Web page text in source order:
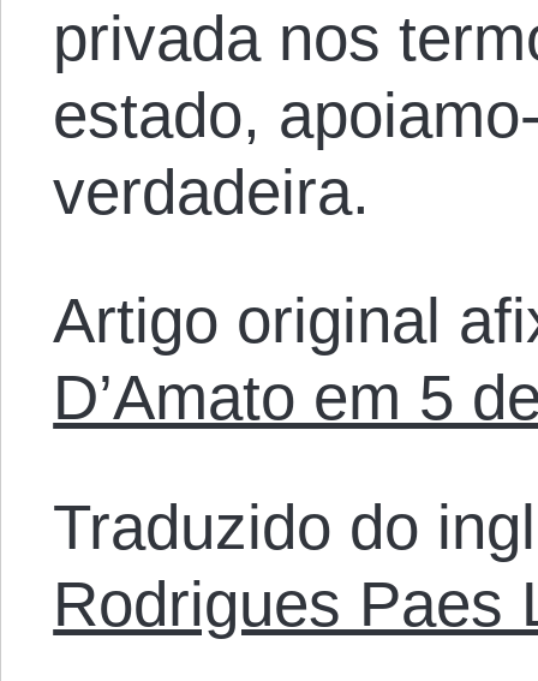
privada nos
estado,
verdadeira.
Artigo original
D’Amato em 5
Traduzido do
Rodrigues Paes